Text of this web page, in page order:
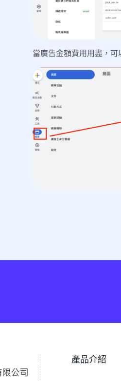
當廣告金額費用用盡，
產品介紹